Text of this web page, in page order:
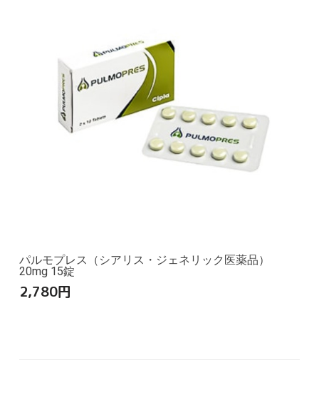
パルモプレス（シアリス・ジェネリック医薬品）
20mg 15錠
2,780円